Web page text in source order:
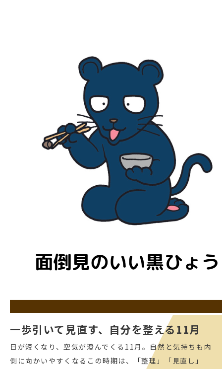
一歩引いて見直す、自分を整える11月
日が短くなり、空気が澄んでくる11月。自然と気持ちも内
側に向かいやすくなるこの時期は、「整理」「見直し」